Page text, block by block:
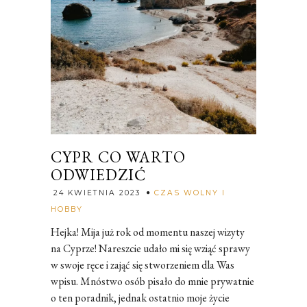
CYPR CO WARTO
ODWIEDZIĆ
24 KWIETNIA 2023
CZAS WOLNY I
HOBBY
Hejka! Mija już rok od momentu naszej wizyty
na Cyprze! Nareszcie udało mi się wziąć sprawy
w swoje ręce i zająć się stworzeniem dla Was
wpisu. Mnóstwo osób pisało do mnie prywatnie
o ten poradnik, jednak ostatnio moje życie